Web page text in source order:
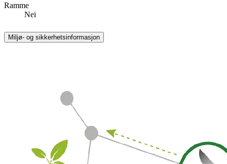
Ramme
Nei
Miljø- og sikkerhetsinformasjon